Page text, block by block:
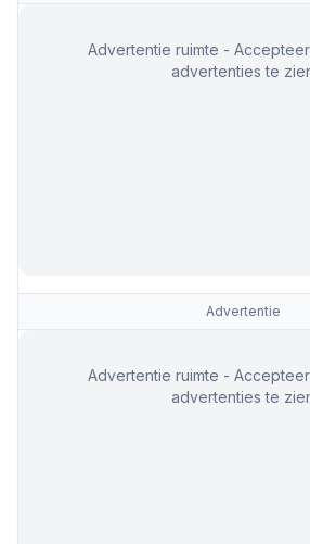
Advertentie ruimte -
advertenties te
Advertentie
Advertentie ruimte -
advertenties te